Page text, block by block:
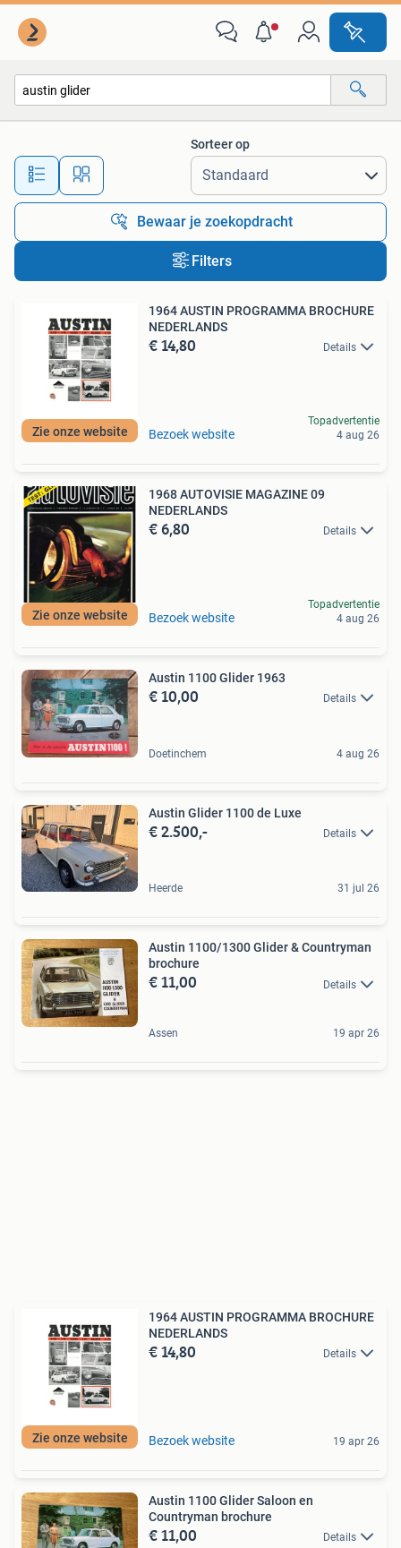
Alle afstanden…
Sorteer op
Bewaar je zoekopdracht
Filters
Zie onze website
1964 AUSTIN PROGRAMMA BROCHURE
NEDERLANDS
€ 14,80 Details
Bezoek website
Topadvertentie
4 aug 26
Zie onze website
1968 AUTOVISIE MAGAZINE 09
NEDERLANDS
€ 6,80 Details
Bezoek website
Topadvertentie
4 aug 26
Austin 1100 Glider 1963
€ 10,00 Details
Doetinchem 4 aug 26
Austin Glider 1100 de Luxe
€ 2.500,- Details
Heerde 31 jul 26
Austin 1100/1300 Glider & Countryman
brochure
€ 11,00 Details
Assen 19 apr 26
Zie onze website
1964 AUSTIN PROGRAMMA BROCHURE
NEDERLANDS
€ 14,80 Details
Bezoek website 19 apr 26
Austin 1100 Glider Saloon en
Countryman brochure
€ 11,00 Details